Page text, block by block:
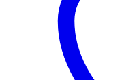
se
pueden
elegir
en
página